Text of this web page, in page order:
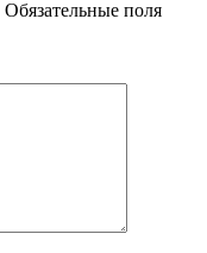
Обязательные поля